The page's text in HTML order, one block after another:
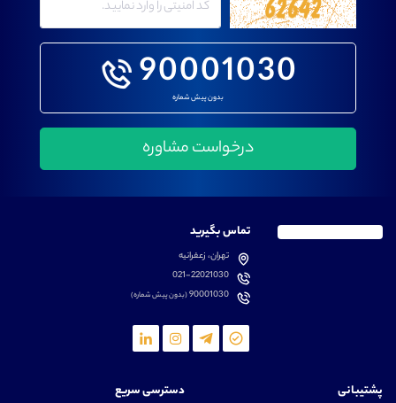
90001030
بدون پیش شماره
تماس بگیرید
تهران، زعفرانیه
021-22021030
90001030(بدون پیش شماره)
پشتیبانی دسترسی سریع